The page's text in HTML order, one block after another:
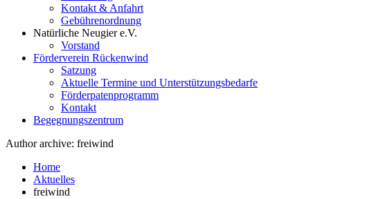
Kontakt & Anfahrt
Gebührenordnung
Natürliche Neugier e.V.
Vorstand
Förderverein Rückenwind
Satzung
Aktuelle Termine und Unterstützungsbedarfe
Förderpatenprogramm
Kontakt
Begegnungszentrum
Author archive: freiwind
Home
Aktuelles
freiwind